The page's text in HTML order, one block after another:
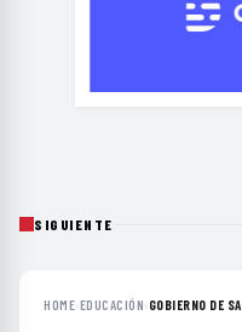
SIGUIENTE
HOME›EDUCACIÓN› GOBIERNO DE